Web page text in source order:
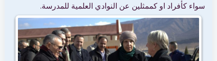
سواء كأفراد او كممثلين عن النوادي العلمية للمدرسة.